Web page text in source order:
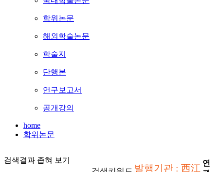
학위논문
해외학술논문
학술지
단행본
연구보고서
공개강의
home
학위논문
검색결과 좁혀 보기
발행기관 : 西江
연